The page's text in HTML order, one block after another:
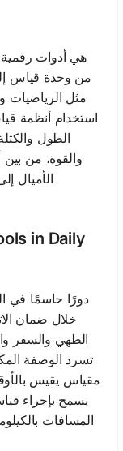
من وحدة قياس
مثل الرياضيات
استخدام أنظمة
الطول
والقوة، من
الأميال
in Daily
خلال ضمان
الطهي والسفر
تسرد الوصفة
مقياس يقيس
يسمح بإجراء
المسافات